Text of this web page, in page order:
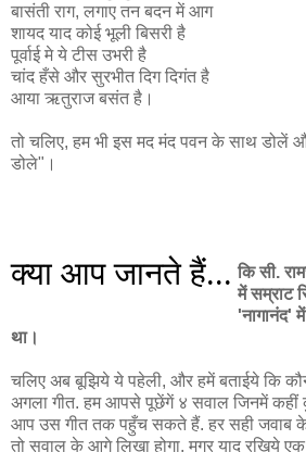
बासंती राग, लगाए तन बदन में आग
शायद याद कोई भूली बिसरी है
पूर्वाई मे ये टीस उभरी है
चांद हँसे और सुरभीत दिग दिगंत है
आया ऋतुराज बसंत है।
तो चलिए, हम भी इस मद मंद पवन के साथ डोलें
डोले"।
क्या आप जानते हैं... कि सी.
में सम्राट
'नागानंद'
था।
चलिए अब बूझिये ये पहेली, और हमें बताईये कि
अगला गीत. हम आपसे पूछेंगें ४ सवाल जिनमें कहीं
आप उस गीत तक पहुँच सकते हैं. हर सही जवाब
तो सवाल के आगे लिखा होगा. मगर याद रखिये